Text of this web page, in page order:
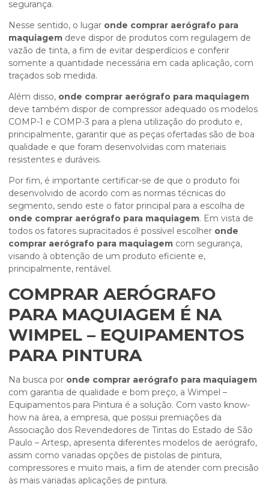
segurança.
Nesse sentido, o lugar onde comprar aerógrafo para
maquiagem deve dispor de produtos com regulagem de
vazão de tinta, a fim de evitar desperdícios e conferir
somente a quantidade necessária em cada aplicação, com
traçados sob medida.
Além disso, onde comprar aerógrafo para maquiagem
deve também dispor de compressor adequado os modelos
COMP-1 e COMP-3 para a plena utilização do produto e,
principalmente, garantir que as peças ofertadas são de boa
qualidade e que foram desenvolvidas com materiais
resistentes e duráveis.
Por fim, é importante certificar-se de que o produto foi
desenvolvido de acordo com as normas técnicas do
segmento, sendo este o fator principal para a escolha de
onde comprar aerógrafo para maquiagem. Em vista de
todos os fatores supracitados é possível escolher onde
comprar aerógrafo para maquiagem com segurança,
visando à obtenção de um produto eficiente e,
principalmente, rentável.
COMPRAR AERÓGRAFO
PARA MAQUIAGEM É NA
WIMPEL – EQUIPAMENTOS
PARA PINTURA
Na busca por onde comprar aerógrafo para maquiagem
com garantia de qualidade e bom preço, a Wimpel –
Equipamentos para Pintura é a solução. Com vasto know-
how na área, a empresa, que possui premiações da
Associação dos Revendedores de Tintas do Estado de São
Paulo – Artesp, apresenta diferentes modelos de aerógrafo,
assim como variadas opções de pistolas de pintura,
compressores e muito mais, a fim de atender com precisão
às mais variadas aplicações de pintura.